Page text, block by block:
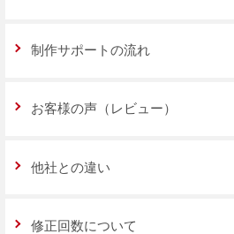
制作サポートの流れ
お客様の声（レビュー）
他社との違い
修正回数について